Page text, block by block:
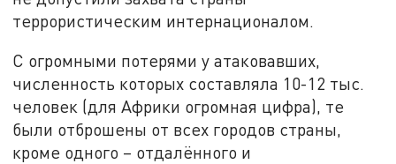
террористическим интернационалом.
С огромными потерями у атаковавших,
численность которых составляла 10-12 тыс.
человек (для Африки огромная цифра), те
были отброшены от всех городов страны,
кроме одного – отдалённого и